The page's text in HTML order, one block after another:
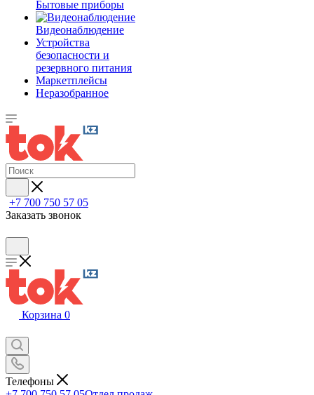
Бытовые приборы
Видеонаблюдение
Устройства
безопасности и
резервного питания
Маркетплейсы
Неразобранное
+7 700 750 57 05
Заказать звонок
Корзина 0
Телефоны